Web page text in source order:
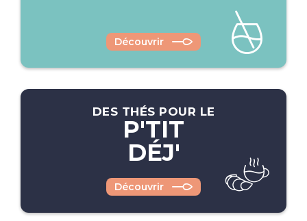
Découvrir
DES THÉS POUR LE
P'TIT
DÉJ'
Découvrir